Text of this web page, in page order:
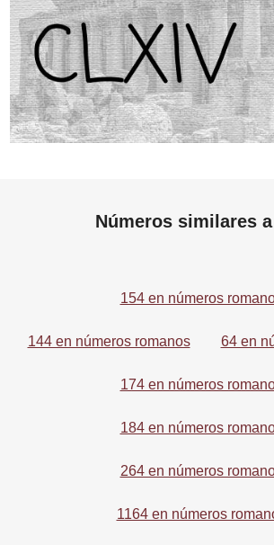
Números similares
154 en números
144 en números romanos 64 en
174 en números
184 en números
264 en números
1164 en números